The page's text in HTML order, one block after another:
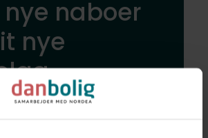
naboer
nye
finmaskede data, og